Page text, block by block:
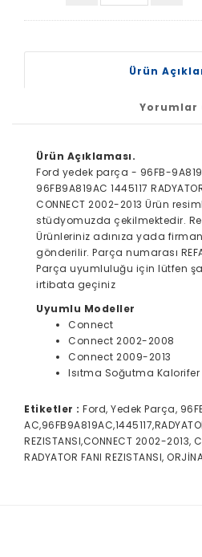
Ürün
Yorumlar
Ürün Açıklaması.
Ford yedek parça - 96FB-
96FB9A819AC 1445117
CONNECT 2002-2013 Ürün
stüdyomuzda çekilmektedir.
Ürünleriniz adınıza yada
gönderilir. Parça numarası
Parça uyumluluğu için lütfen
irtibata geçiniz
Uyumlu Modeller
Connect
Connect 2002-2008
Connect 2009-2013
Isıtma Soğutma
Etiketler : Ford, Yedek Parça,
REZISTANSI,CONNECT 2002-2013,
RADYATOR FANI REZISTANSI,